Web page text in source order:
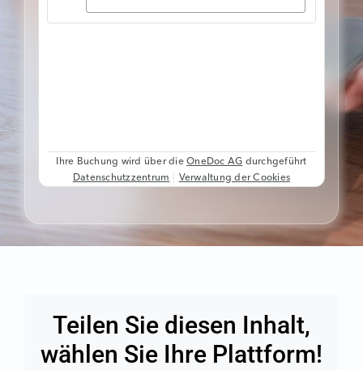
Teilen Sie diesen Inhalt,
wählen Sie Ihre Plattform!